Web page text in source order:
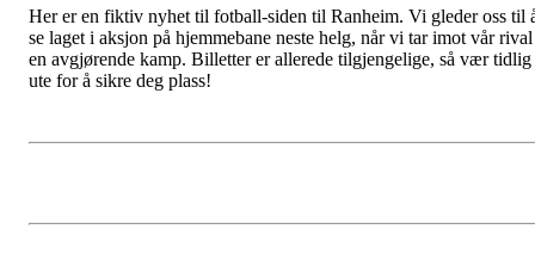
Her er en fiktiv nyhet til fotball-siden til Ranheim. Vi gleder oss til
se laget i aksjon på hjemmebane neste helg, når vi tar imot vår
en avgjørende kamp. Billetter er allerede tilgjengelige, så vær tidlig
ute for å sikre deg plass!